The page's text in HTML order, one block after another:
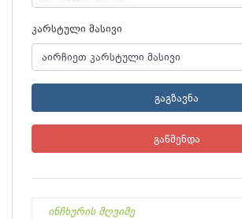
კარსტული მასივი
გაგზავნა
გაწმენდა
ინჩხურის მღვიმე